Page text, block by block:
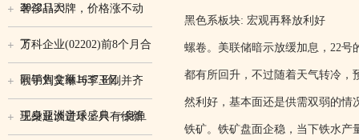
20221123
奢侈品大牌，价格涨不动
了
万科企业(02202)前8个月合
同销售金额1637.8亿
歌手刘艾琳与李玉刚并齐
现身亚洲音乐盛典 一身鱼
王燊超谈进球：只有徐新
黑色系板块: 宏观再释放利好
螺卷。美联储暗示放缓加息，22
都有所回升，不过随着天气转冷，
然利好，基本面还是供需双弱的情
铁矿。铁矿盘面企稳，当下铁水产